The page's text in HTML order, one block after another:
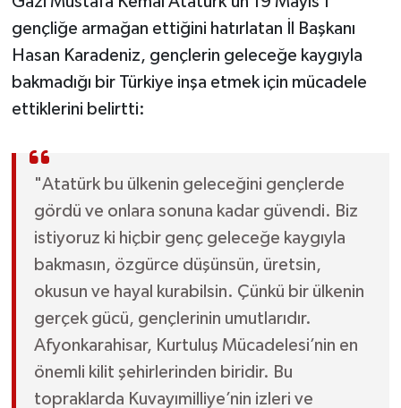
gençliğe armağan ettiğini hatırlatan İl Başkanı
Hasan Karadeniz, gençlerin geleceğe kaygıyla
bakmadığı bir Türkiye inşa etmek için mücadele
ettiklerini belirtti:
"Atatürk bu ülkenin geleceğini gençlerde
gördü ve onlara sonuna kadar güvendi. Biz
istiyoruz ki hiçbir genç geleceğe kaygıyla
bakmasın, özgürce düşünsün, üretsin,
okusun ve hayal kurabilsin. Çünkü bir ülkenin
gerçek gücü, gençlerinin umutlarıdır.
Afyonkarahisar, Kurtuluş Mücadelesi’nin en
önemli kilit şehirlerinden biridir. Bu
topraklarda Kuvayımilliye’nin izleri ve